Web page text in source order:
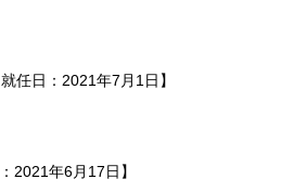
任日：2021年7月1日】
年6月17日】